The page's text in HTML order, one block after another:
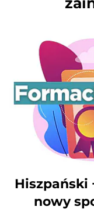
Hiszpański
nowy